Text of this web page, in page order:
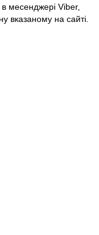
месенджері Viber,
вказаному на сайті.